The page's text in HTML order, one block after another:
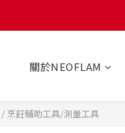
關於NEOFLAM
/ 烹飪輔助工具/測量工具